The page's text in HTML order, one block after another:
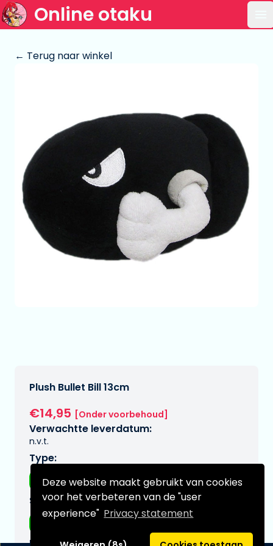
Deze website maakt gebruikt van cookies
voor het verbeteren van de "user
experience" Privacy statement
Online otaku
← Terug naar winkel
Plush Bullet Bill 13cm
€14,95 [Onder voorbehoud]
Verwachtte leverdatum:
n.v.t.
Type:
Plushes
Serie: